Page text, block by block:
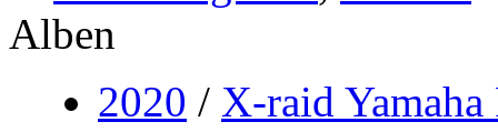
Alben
2020 / X-raid